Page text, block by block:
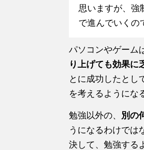
思いますが、強
で進んでいくの
パソコンやゲーム
り上げても効果に
とに成功したとし
を考えるようにな
勉強以外の、 別の
うになるわけでは
決して、勉強する